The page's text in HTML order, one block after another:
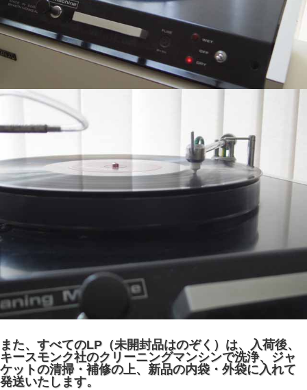
また、すべてのLP（未開封品はのぞく）は、入荷後、
キースモンク社のクリーニングマンシンで洗浄、ジャ
ケットの清掃・補修の上、新品の内袋・外袋に入れて
発送いたします。